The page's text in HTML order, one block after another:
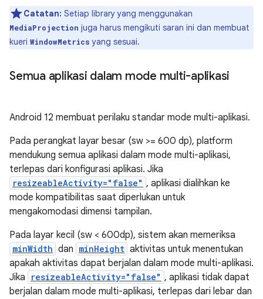
Catatan: Setiap library yang menggunakan
MediaProjection juga harus mengikuti saran ini dan membuat
kueri WindowMetrics yang sesuai.
Semua aplikasi dalam mode multi-aplikasi
Android 12 membuat perilaku standar mode multi-aplikasi.
Pada perangkat layar besar (sw >= 600 dp), platform
mendukung semua aplikasi dalam mode multi-aplikasi,
terlepas dari konfigurasi aplikasi. Jika
resizeableActivity="false" , aplikasi dialihkan ke
mode kompatibilitas saat diperlukan untuk
mengakomodasi dimensi tampilan.
Pada layar kecil (sw < 600dp), sistem akan memeriksa
minWidth dan minHeight aktivitas untuk menentukan
apakah aktivitas dapat berjalan dalam mode multi-aplikasi.
Jika
resizeableActivity="false" , aplikasi tidak dapat
berjalan dalam mode multi-aplikasi, terlepas dari lebar dan